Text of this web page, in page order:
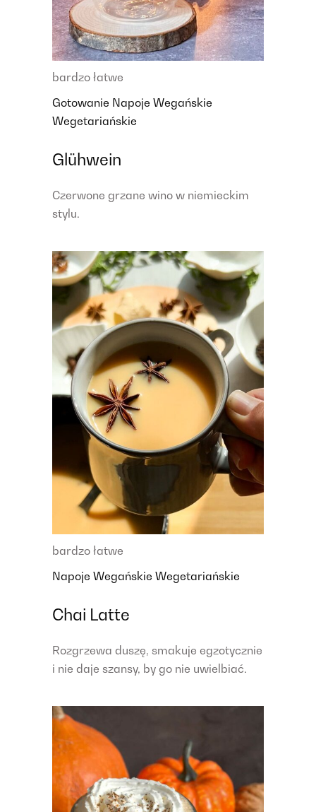
bardzo łatwe
Gotowanie Napoje Wegańskie
Wegetariańskie
Glühwein
Czerwone grzane wino w niemieckim
stylu.
bardzo łatwe
Napoje Wegańskie Wegetariańskie
Chai Latte
Rozgrzewa duszę, smakuje egzotycznie
i nie daje szansy, by go nie uwielbiać.